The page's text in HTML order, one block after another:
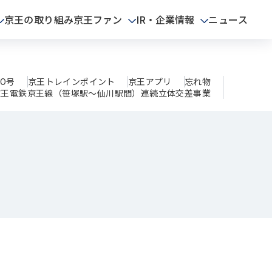
京王の取り組み京王ファン IR・企業情報 ニュース
号 京王トレインポイント 京王アプリ
忘れ物
電鉄京王線（笹塚駅～仙川駅間）連続立体交差事業